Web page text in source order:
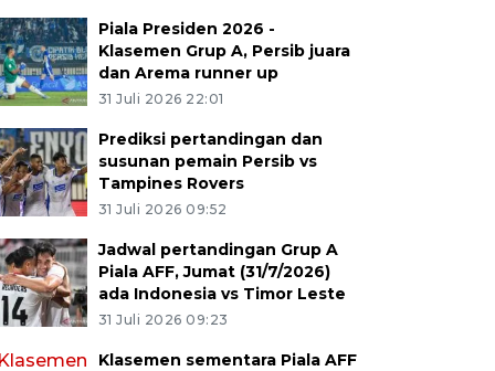
Piala Presiden 2026 -
Klasemen Grup A, Persib juara
dan Arema runner up
31 Juli 2026 22:01
Prediksi pertandingan dan
susunan pemain Persib vs
Tampines Rovers
31 Juli 2026 09:52
Jadwal pertandingan Grup A
Piala AFF, Jumat (31/7/2026)
ada Indonesia vs Timor Leste
31 Juli 2026 09:23
Klasemen sementara Piala AFF